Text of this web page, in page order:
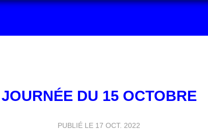
JOURNÉE DU 15 OCTOBRE
PUBLIÉ LE 17 OCT. 2022